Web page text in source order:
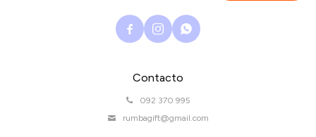
Contacto
092 370 995
rumbagift@gmail.com
  